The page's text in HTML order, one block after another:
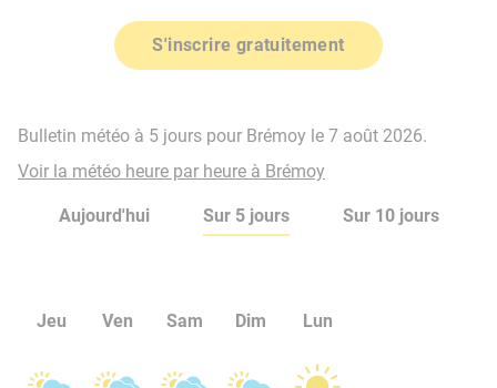
S'inscrire gratuitement
Bulletin météo à 5 jours pour Brémoy le 7 août 2026.
Voir la météo heure par heure à Brémoy
Aujourd'hui Sur 5 jours Sur 10 jours
Jeu Ven Sam Dim Lun